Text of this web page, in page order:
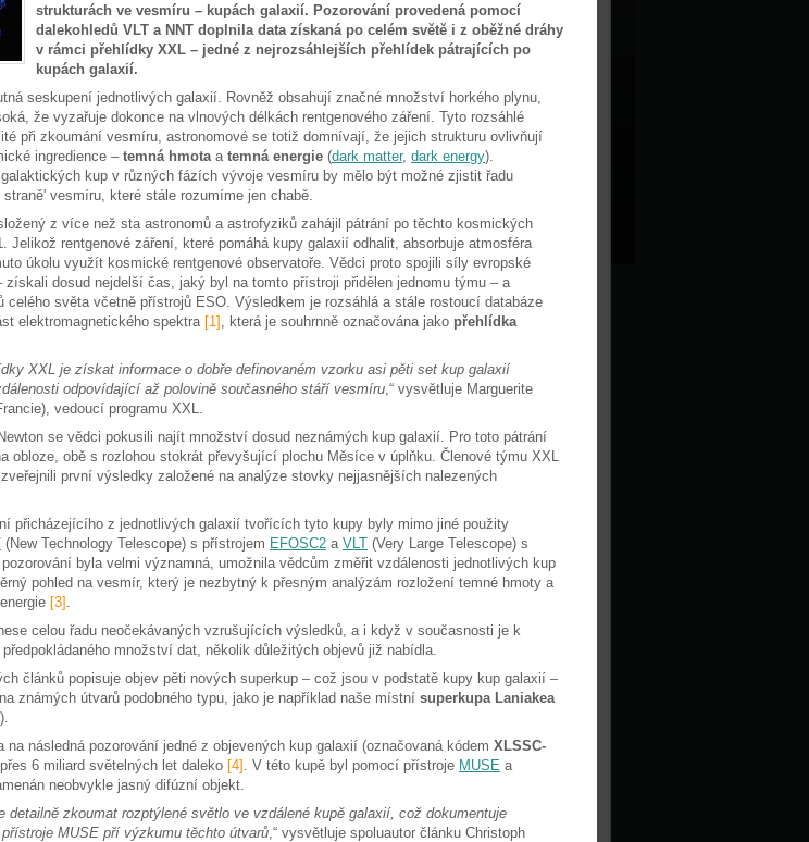
strukturách ve vesmíru – kupách galaxií. Pozorování provedená pomocí
dalekohledů VLT a NNT doplnila data získaná po celém světě i z oběžné dráhy
v rámci přehlídky XXL – jedné z nejrozsáhlejších přehlídek pátrajících po
kupách galaxií.
seskupení jednotlivých galaxií. Rovněž obsahují značné množství horkého plynu,
že vyzařuje dokonce na vlnových délkách rentgenového záření. Tyto rozsáhlé
při zkoumání vesmíru, astronomové se totiž domnívají, že jejich strukturu ovlivňují
ingredience –temná hmota atemná energie (dark matter, dark energy).
kup v různých fázích vývoje vesmíru by mělo být možné zjistit řadu
straně' vesmíru, které stále rozumíme jen chabě.
z více než sta astronomů a astrofyziků zahájil pátrání po těchto kosmických
Jelikož rentgenové záření, které pomáhá kupy galaxií odhalit, absorbuje atmosféra
úkolu využít kosmické rentgenové observatoře. Vědci proto spojili síly evropské
získali dosud nejdelší čas, jaký byl na tomto přístroji přidělen jednomu týmu – a
celého světa včetně přístrojů ESO. Výsledkem je rozsáhlá a stále rostoucí databáze
elektromagnetického spektra [1] , která je souhrnně označována jako přehlídka
XXL je získat informace o dobře definovaném vzorku asi pěti set kup galaxií
odpovídající až polovině současného stáří vesmíru,“ vysvětluje Marguerite
vedoucí programu XXL.
se vědci pokusili najít množství dosud neznámých kup galaxií. Pro toto pátrání
obloze, obě s rozlohou stokrát převyšující plochu Měsíce v úplňku. Členové týmu XXL
první výsledky založené na analýze stovky nejjasnějších nalezených
přicházejícího z jednotlivých galaxií tvořících tyto kupy byly mimo jiné použity
(New Technology Telescope) s přístrojem EFOSC2 a VLT (Very Large Telescope) s
pozorování byla velmi významná, umožnila vědcům změřit vzdálenosti jednotlivých kup
pohled na vesmír, který je nezbytný k přesným analýzám rozložení temné hmoty a
[3] .
celou řadu neočekávaných vzrušujících výsledků, a i když v současnosti je k
množství dat, několik důležitých objevů již nabídla.
článků popisuje objev pěti nových superkup – což jsou v podstatě kupy kup galaxií –
známých útvarů podobného typu, jako je například naše místní superkupa Laniakea
).
na následná pozorování jedné z objevených kup galaxií (označovaná kódem XLSSC-
6 miliard světelných let daleko [4] . V této kupě byl pomocí přístroje MUSE a
neobvykle jasný difúzní objekt.
detailně zkoumat rozptýlené světlo ve vzdálené kupě galaxií, což dokumentuje
MUSE pří výzkumu těchto útvarů,“ vysvětluje spoluautor článku Christoph